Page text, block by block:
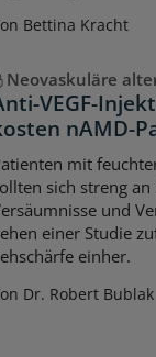
Bettina Kracht
Neovaskuläre
VEGF-
nAMD-
mit
sich streng
und
einer Studie
einher.
Dr. Robert Bublak